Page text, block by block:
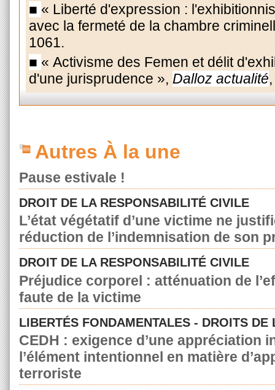
■ « Liberté d'expression :
avec la fermeté de la chambre
1061.
■ « Activisme des Femen et délit
d'une jurisprudence », Dalloz actualité
Autres À la une
Pause estivale !
DROIT DE LA RESPONSABILITÉ CIVILE
L’état végétatif d’une victime ne
réduction de l’indemnisation de son
DROIT DE LA RESPONSABILITÉ CIVILE
Préjudice corporel : atténuation de
faute de la victime
LIBERTÉS FONDAMENTALES - DROITS DE
CEDH : exigence d’une appréciation
l’élément intentionnel en matière
terroriste